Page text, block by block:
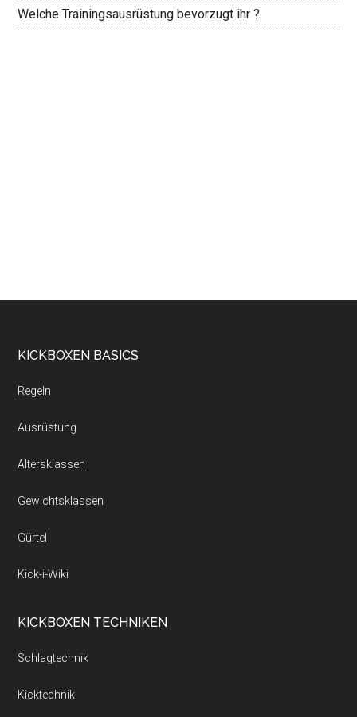
Welche Trainingsausrüstung bevorzugt ihr ?
KICKBOXEN BASICS
Regeln
Ausrüstung
Altersklassen
Gewichtsklassen
Gürtel
Kick-i-Wiki
KICKBOXEN TECHNIKEN
Schlagtechnik
Kicktechnik